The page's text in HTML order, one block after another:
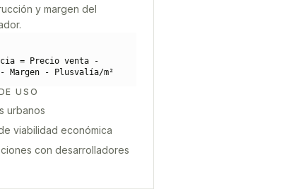
y margen del
= Precio venta -
Margen - Plusvalía/m²
USO
urbanos
viabilidad económica
con desarrolladores